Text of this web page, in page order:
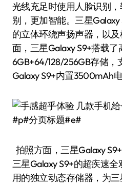
光线充足时使用人脸识别
别，更加智能。三星
的立体环绕声扬声器，以
面，三星Galaxy S9+搭载了
6GB+64/128/256GB存储
Galaxy S9+内置3500mAh
#p#分页标题#e#
拍照方面，三星Galaxy
三星Galaxy S9+的超疾速
用的独立动态存储器，为